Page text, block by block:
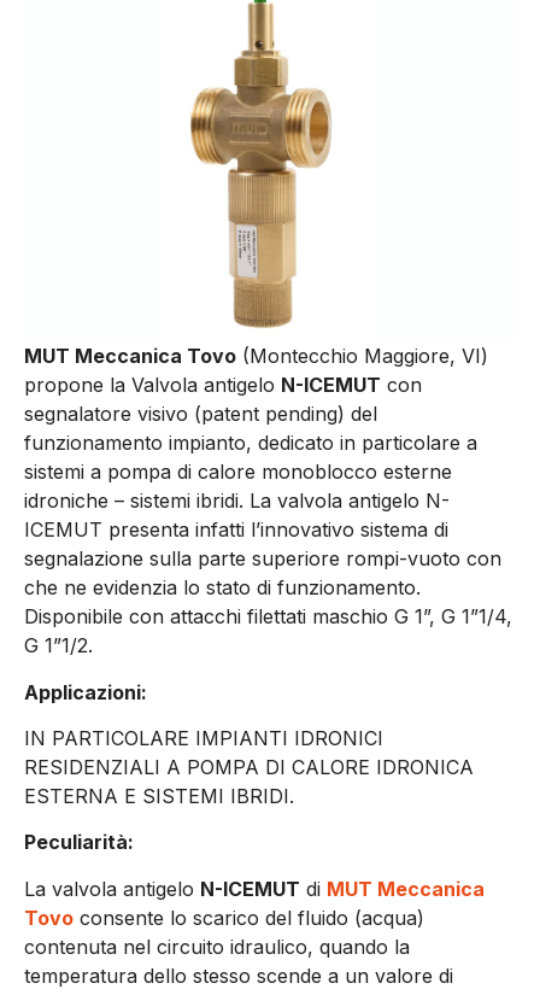
MUT Meccanica Tovo (Montecchio Maggiore, VI)
propone la Valvola antigelo N-ICEMUT con
segnalatore visivo (patent pending) del
funzionamento impianto, dedicato in particolare a
sistemi a pompa di calore monoblocco esterne
idroniche – sistemi ibridi. La valvola antigelo N-
ICEMUT presenta infatti l’innovativo sistema di
segnalazione sulla parte superiore rompi-vuoto con
che ne evidenzia lo stato di funzionamento.
Disponibile con attacchi filettati maschio G 1”, G 1”1/4,
G 1”1/2.
Applicazioni:
IN PARTICOLARE IMPIANTI IDRONICI
RESIDENZIALI A POMPA DI CALORE IDRONICA
ESTERNA E SISTEMI IBRIDI.
Peculiarità:
La valvola antigelo N-ICEMUT di MUT Meccanica
Tovo consente lo scarico del fluido (acqua)
contenuta nel circuito idraulico, quando la
temperatura dello stesso scende a un valore di